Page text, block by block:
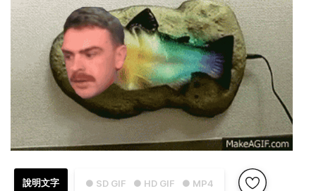
● SD GIF ● HD GIF ● MP4
說明文字